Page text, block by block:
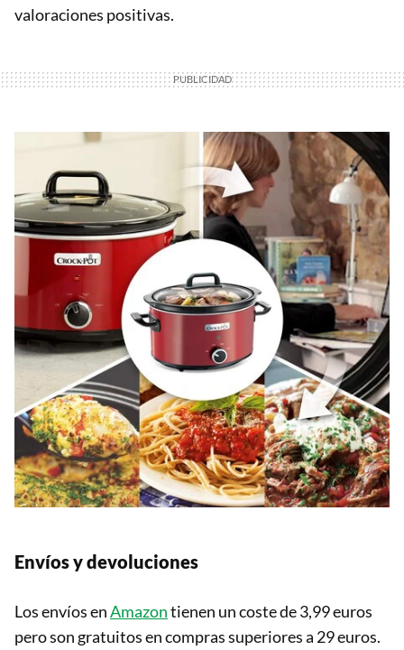
valoraciones positivas.
Envíos y devoluciones
Los envíos enAmazontienen un coste de 3,99 euros
pero son gratuitos en compras superiores a 29 euros.